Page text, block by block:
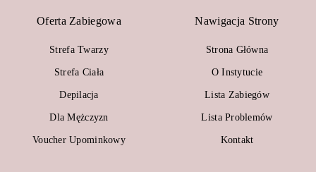
Oferta Zabiegowa
Strefa Twarzy
Strefa Ciała
Depilacja
Dla Mężczyzn
Voucher Upominkowy
Nawigacja Strony
Strona Główna
O Instytucie
Lista Zabiegów
Lista Problemów
Kontakt